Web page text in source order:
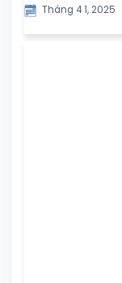
Khoảnh Khắc Ý
Tháng 4 1, 2025